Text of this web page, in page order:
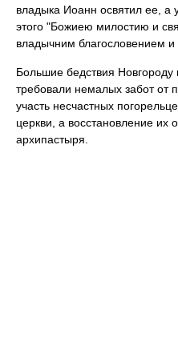
владыка Иоанн освятил ее, а
этого "Божиею милостию и
владычним благословением
Большие бедствия
требовали немалых забот от
участь несчастных
церкви, а восстановление их
архипастыря.